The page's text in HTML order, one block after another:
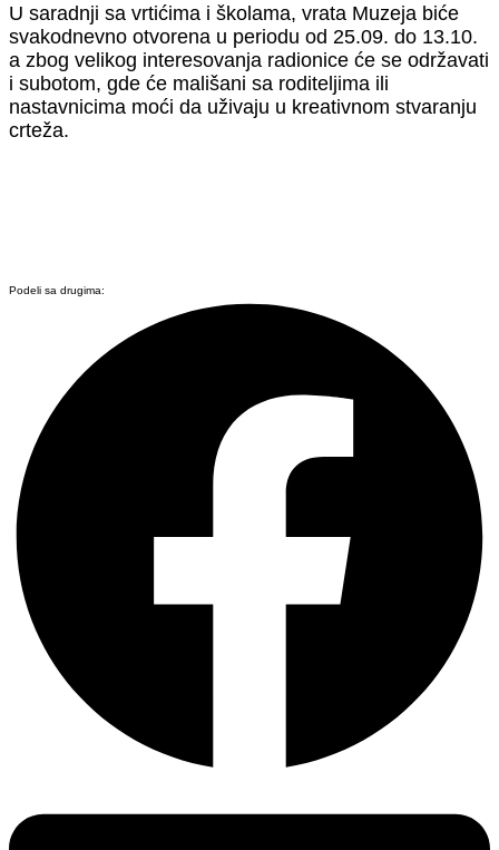
U saradnji sa vrtićima i školama, vrata Muzeja biće
svakodnevno otvorena u periodu od 25.09. do 13.10.
a zbog velikog interesovanja radionice će se održavati
i subotom, gde će mališani sa roditeljima ili
nastavnicima moći da uživaju u kreativnom stvaranju
crteža.
Podeli sa drugima: